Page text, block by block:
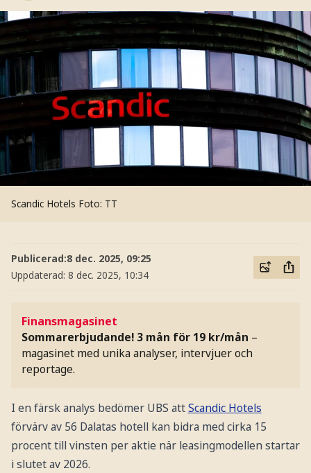
Scandic Hotels Foto: TT
Publicerad:8 dec. 2025, 09:25
Uppdaterad: 8 dec. 2025, 10:34
Finansmagasinet
Sommarerbjudande! 3 mån för 19 kr/mån –
magasinet med unika analyser, intervjuer och
reportage.
I en färsk analys bedömer UBS attScandic Hotels
förvärv av 56 Dalatas hotell kan bidra med cirka 15
procent till vinsten per aktie när leasingmodellen startar
i slutet av 2026.